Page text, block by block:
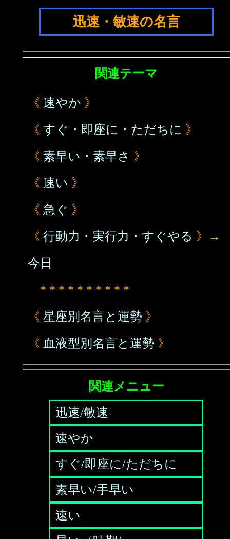
迅速・敏速の名言
関連テーマ
《 速やか 》
《 すぐ・即座に・ただちに 》
《 素早い・素早さ 》
《 速い 》
《 急ぐ 》
《 行動力・実行力・すぐやる 》→
今日
* * * * * * * * * *
《 星座別名言と運勢 》
《 血液型別名言と運勢 》
関連メニュー
迅速/敏速
速やか
すぐ/即座に/ただちに
素早い/手早い
速い